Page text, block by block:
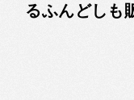
るふんどしも